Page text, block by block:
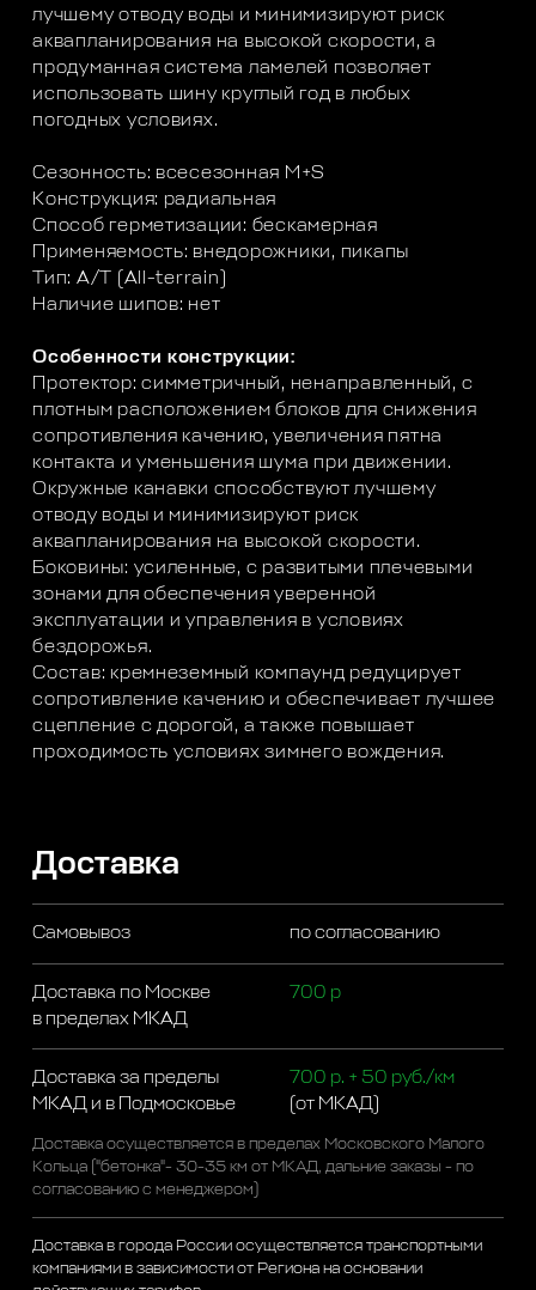
лучшему отводу воды и минимизируют риск
аквапланирования на высокой скорости, а
продуманная система ламелей позволяет
использовать шину круглый год в любых
погодных условиях.
Сезонность: всесезонная M+S
Конструкция: радиальная
Способ герметизации: бескамерная
Применяемость: внедорожники, пикапы
Тип: A/T (All-terrain)
Наличие шипов: нет
Особенности конструкции:
Протектор: симметричный, ненаправленный, с
плотным расположением блоков для снижения
сопротивления качению, увеличения пятна
контакта и уменьшения шума при движении.
Окружные канавки способствуют лучшему
отводу воды и минимизируют риск
аквапланирования на высокой скорости.
Боковины: усиленные, с развитыми плечевыми
зонами для обеспечения уверенной
эксплуатации и управления в условиях
бездорожья.
Состав: кремнеземный компаунд редуцирует
сопротивление качению и обеспечивает лучшее
сцепление с дорогой, а также повышает
проходимость условиях зимнего вождения.
Доставка
Самовывоз по согласованию
Доставка по Москве
в пределах МКАД
700 р
Доставка за пределы
МКАД и в Подмосковье
700 р. + 50 руб./км
(от МКАД)
Доставка осуществляется в пределах Московского Малого
Кольца ("бетонка"- 30-35 км от МКАД, дальние заказы - по
согласованию с менеджером)
Доставка в города России осуществляется транспортными
компаниями в зависимости от Региона на основании